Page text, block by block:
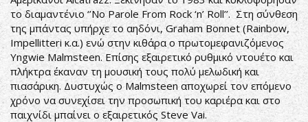
το διαμαντένιο ‘’No Parole From Rock ‘n’ Roll’’. Στη σύνθεση
της μπάντας υπήρχε το αηδόνι, Graham Bonnet (Rainbow,
Impellitteri κ.α.) ενώ στην κιθάρα ο πρωτομεφανιζόμενος
Yngwie Malmsteen. Επίσης εξαιρετικό ρυθμικό ντουέτο και
πλήκτρα έκαναν τη μουσική τους πολύ μελωδική και
πιασάρικη. Δυστυχώς ο Malmsteen αποχωρεί τον επόμενο
χρόνο να συνεχίσει την προσωπική του καριέρα και στο
παιχνίδι μπαίνει ο εξαιρετικός Steve Vai.